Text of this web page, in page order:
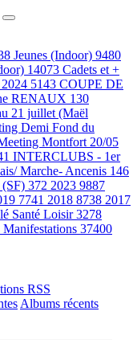
Jeunes (Indoor) 9480
14073 Cadets et +
2024 5143 COUPE DE
RENAUX 130
21 juillet (Maël
Demi Fond du
Montfort 20/05
INTERCLUBS - 1er
Marche- Ancenis 146
(SF) 372 2023 9887
7741 2018 8738 2017
Santé Loisir3278
Manifestations 37400
RSS
Albums récents